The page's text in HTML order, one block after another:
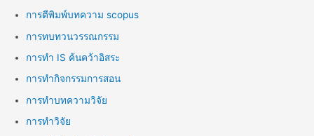
การตีพิมพ์บทความ scopus
การทบทวนวรรณกรรม
การทำ IS ค้นคว้าอิสระ
การทำกิจกรรมการสอน
การทำบทความวิจัย
การทำวิจัย